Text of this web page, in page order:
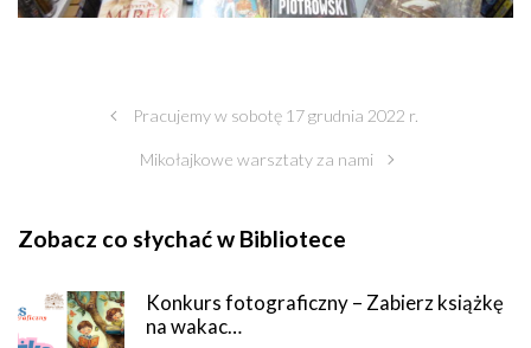
Pracujemy w sobotę 17 grudnia 2022 r.
Mikołajkowe warsztaty za nami
Zobacz co słychać w Bibliotece
Konkurs fotograficzny – Zabierz książkę
na wakac…